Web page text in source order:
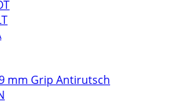
mm Grip Antirutsch